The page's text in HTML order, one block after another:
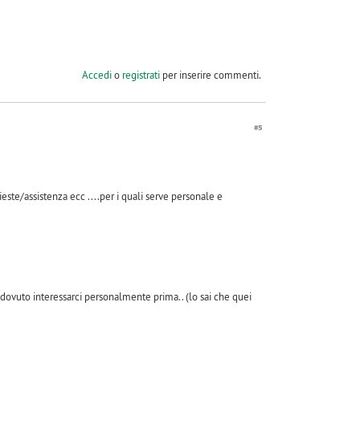
Accedio registratiper inserire commenti.
#5
assistenza ecc ....per i quali serve personale e
interessarci personalmente prima.. (lo sai che quei